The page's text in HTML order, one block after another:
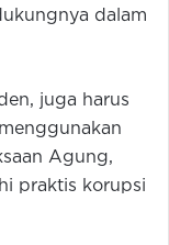
dalam
juga harus
Agung,
praktis korupsi